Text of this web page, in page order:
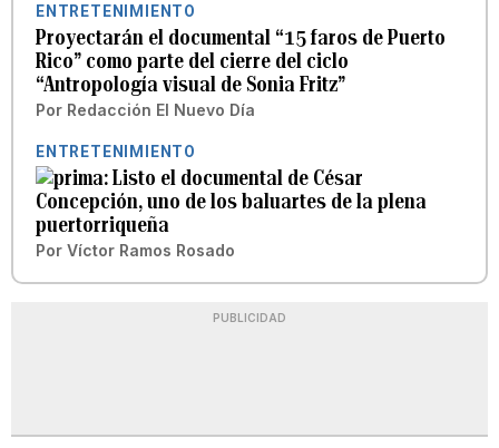
ENTRETENIMIENTO
Proyectarán el documental “15 faros de Puerto
Rico” como parte del cierre del ciclo
“Antropología visual de Sonia Fritz”
Por Redacción El Nuevo Día
ENTRETENIMIENTO
Listo el documental de César
Concepción, uno de los baluartes de la plena
puertorriqueña
Por Víctor Ramos Rosado
PUBLICIDAD